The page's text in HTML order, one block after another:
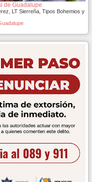
de Guadalupe
LT Sierreña, Tipos Bohemios y